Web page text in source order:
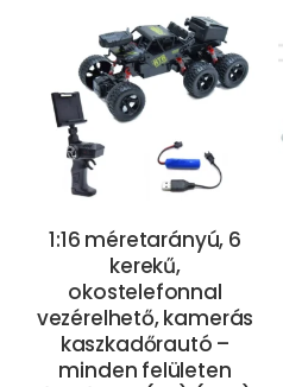
1:16 méretarányú, 6
kerekű,
okostelefonnal
vezérelhető, kamerás
kaszkadőrautó –
minden felületen